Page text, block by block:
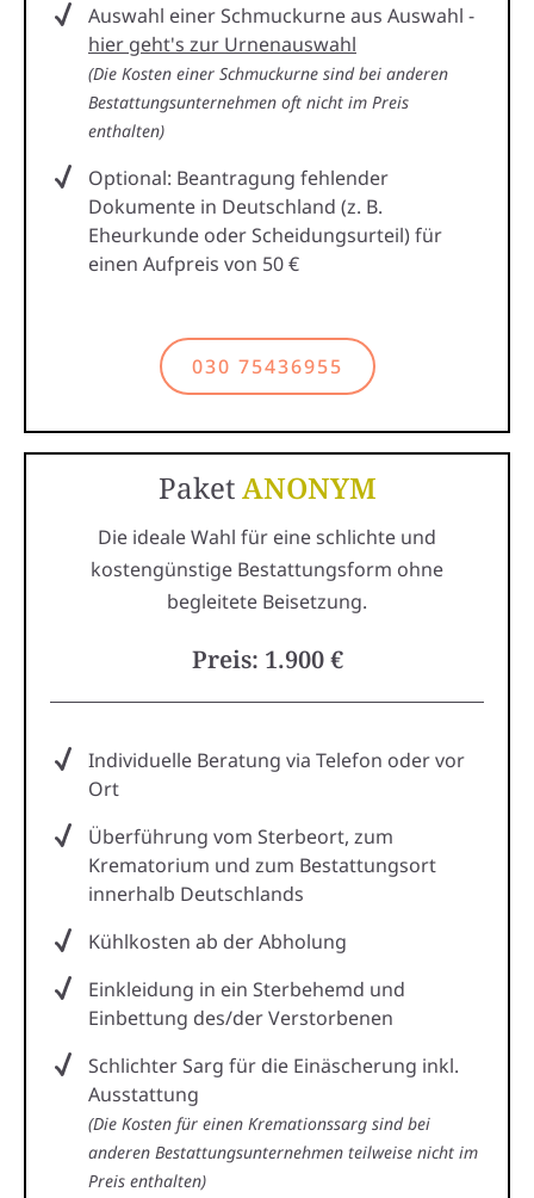
Auswahl einer Schmuckurne aus Auswahl -
hier geht's zur Urnenauswahl
(Die Kosten einer Schmuckurne sind bei anderen
Bestattungsunternehmen oft nicht im Preis
enthalten)
Optional: Beantragung fehlender
Dokumente in Deutschland (z. B.
Eheurkunde oder Scheidungsurteil) für
einen Aufpreis von 50 €
030 75436955
PaketANONYM
Die ideale Wahl für eine schlichte und
kostengünstige Bestattungsform ohne
begleitete Beisetzung.
Preis: 1.900 €
Individuelle Beratung via Telefon oder vor
Ort
Überführung vom Sterbeort, zum
Krematorium und zum Bestattungsort
innerhalb Deutschlands
Kühlkosten ab der Abholung
Einkleidung in ein Sterbehemd und
Einbettung des/der Verstorbenen
Schlichter Sarg für die Einäscherung inkl.
Ausstattung
(Die Kosten für einen Kremationssarg sind bei
anderen Bestattungsunternehmen teilweise nicht im
Preis enthalten)